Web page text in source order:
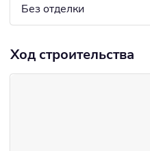
Без отделки
Ход строительства